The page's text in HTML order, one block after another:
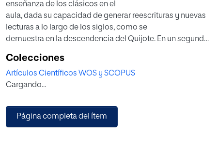
enseñanza de los clásicos en el
aula, dada su capacidad de generar reescrituras y nuevas
lecturas a lo largo de los siglos, como se
demuestra en la descendencia del Quijote. En un segundo
(Rosa Navarro) y jóvenes (Pedraza), estudiando sus
características. Por fin, dedica la última parte a
analizar la puesta en escena de la novela en el espectáculo
la Compañía Nacional de Teatro Clásico y Ron Lalá.
Palabras clave: Don Quijote de la Mancha, Didáctica
Colecciones
Artículos Científicos WOS y SCOPUS
Cargando...
Página completa del ítem